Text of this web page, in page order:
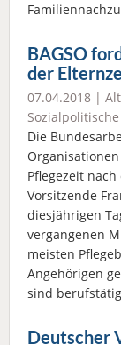
BAGSO
der
07.04.2018 |
Die
Pflegezeit
Vorsitzende
diesjährigen
vergangenen
meisten
Angehörigen
sind
Deutscher